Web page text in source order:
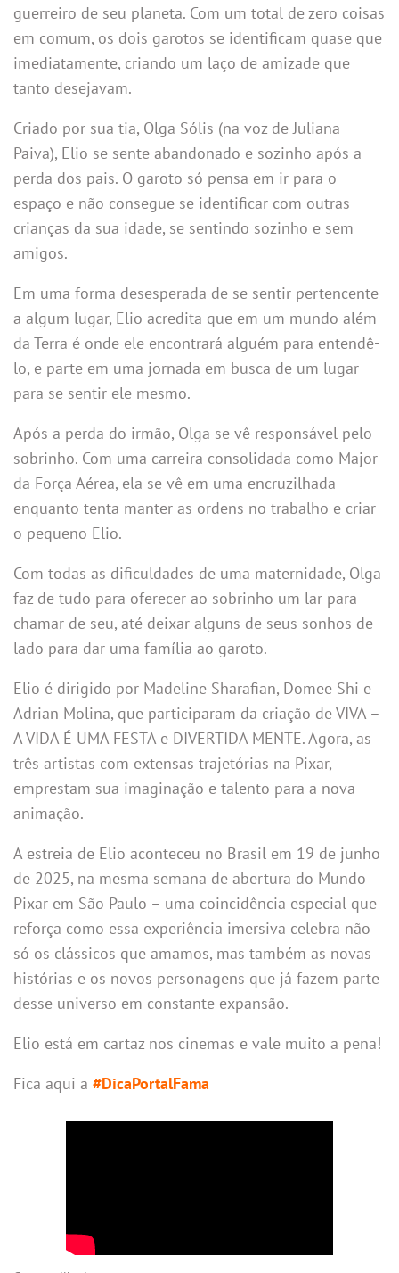
guerreiro de seu planeta. Com um total de zero coisas
em comum, os dois garotos se identificam quase que
imediatamente, criando um laço de amizade que
tanto desejavam.
Criado por sua tia, Olga Sólis (na voz de Juliana
Paiva), Elio se sente abandonado e sozinho após a
perda dos pais. O garoto só pensa em ir para o
espaço e não consegue se identificar com outras
crianças da sua idade, se sentindo sozinho e sem
amigos.
Em uma forma desesperada de se sentir pertencente
a algum lugar, Elio acredita que em um mundo além
da Terra é onde ele encontrará alguém para entendê-
lo, e parte em uma jornada em busca de um lugar
para se sentir ele mesmo.
Após a perda do irmão, Olga se vê responsável pelo
sobrinho. Com uma carreira consolidada como Major
da Força Aérea, ela se vê em uma encruzilhada
enquanto tenta manter as ordens no trabalho e criar
o pequeno Elio.
Com todas as dificuldades de uma maternidade, Olga
faz de tudo para oferecer ao sobrinho um lar para
chamar de seu, até deixar alguns de seus sonhos de
lado para dar uma família ao garoto.
Elio é dirigido por Madeline Sharafian, Domee Shi e
Adrian Molina, que participaram da criação de VIVA –
A VIDA É UMA FESTA e DIVERTIDA MENTE. Agora, as
três artistas com extensas trajetórias na Pixar,
emprestam sua imaginação e talento para a nova
animação.
A estreia de Elio aconteceu no Brasil em 19 de junho
de 2025, na mesma semana de abertura do Mundo
Pixar em São Paulo – uma coincidência especial que
reforça como essa experiência imersiva celebra não
só os clássicos que amamos, mas também as novas
histórias e os novos personagens que já fazem parte
desse universo em constante expansão.
Elio está em cartaz nos cinemas e vale muito a pena!
Fica aqui a #DicaPortalFama